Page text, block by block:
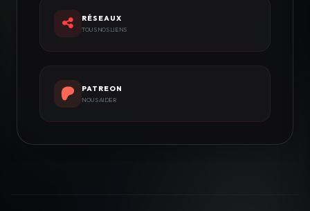
RÉSEAUX
TOUS NOS LIENS
PATREON
NOUS AIDER